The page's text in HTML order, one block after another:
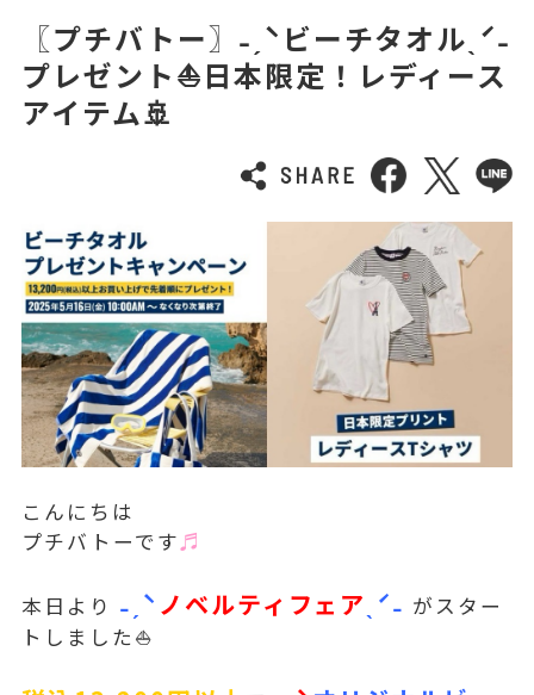
〖プチバトー〗˗ˏˋビーチタオルˎˊ˗
プレゼント⛵日本限定！レディース
アイテム🚢
こんにちは
プチバトーです♬
本日より ˗ˏˋ ノベルティフェア ˎˊ˗ がスター
トしました⛵️